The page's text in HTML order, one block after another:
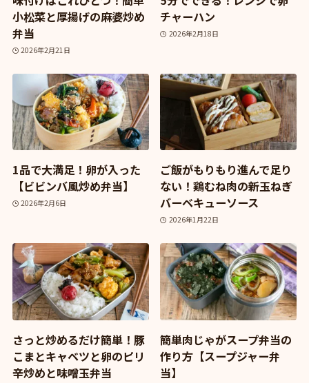
小松菜と厚揚げの麻婆炒め
弁当
2026年2月21日
チャーハン
2026年2月18日
1品で大満足！卵が入った
【ビビンバ風炒め弁当】
2026年2月6日
ご飯がもりもり進んで足り
ない！鶏むね肉の新玉ねぎ
バーベキューソース
2026年1月22日
さっと炒めるだけ簡単！豚
こまとキャベツと卵のピリ
辛炒めと味噌玉弁当
簡単肉じゃがスープ弁当の
作り方【スープジャー弁
当】